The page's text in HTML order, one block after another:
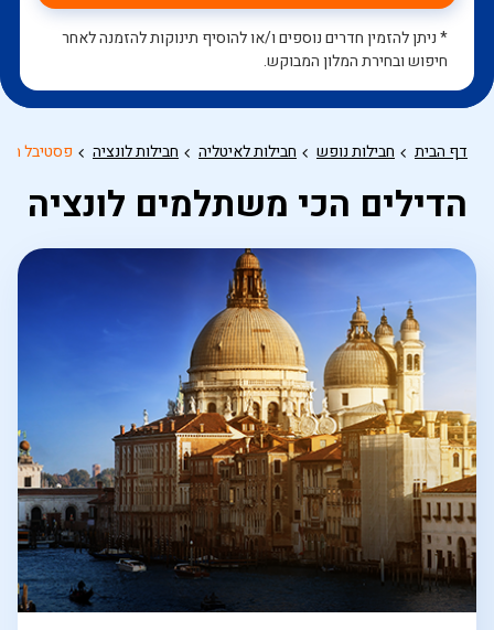
* ניתן להזמין חדרים נוספים ו/או להוסיף תינוקות להזמנה לאחר
חיפוש ובחירת המלון המבוקש.
דף הבית חבילות נופש חבילות לאיטליה חבילות לונציה פסטיבל
הדילים הכי משתלמים לונציה